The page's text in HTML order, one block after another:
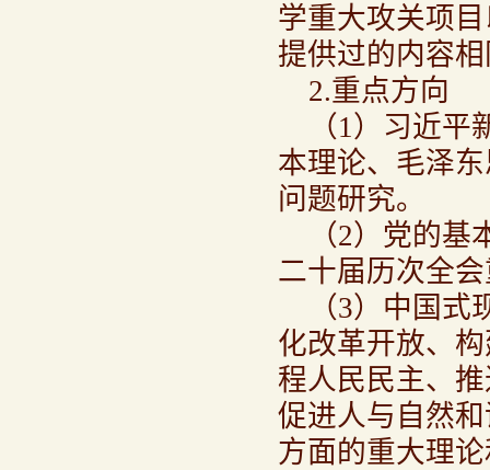
学重大攻关项
提供过的内容
2.重点方向
（1）习近
本理论、毛泽
问题研究。
（2）党的
二十届历次全
（3）中国
化改革开放、
程人民民主、
促进人与自然
方面的重大理